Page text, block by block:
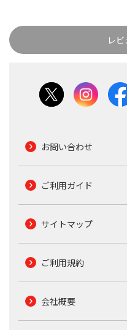
レ
お問い合わせ
ご利用ガイド
サイトマップ
ご利用規約
会社概要